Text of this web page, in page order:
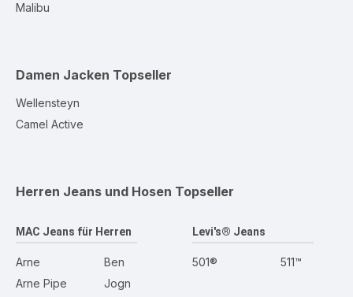
Malibu
Damen Jacken Topseller
Wellensteyn
Camel Active
Herren Jeans und Hosen Topseller
MAC Jeans für Herren
Arne
Arne Pipe
Ben
Jogn
Levi's® Jeans
501® 511™